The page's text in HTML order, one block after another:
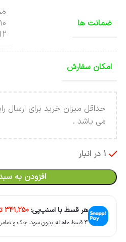
ضمانت ها
10 ماه ضمانت چرم
12 ماه خدمات پس از فروش
امکان سفارش
می باشد .
1 در انبار
افزودن به
هر قسط با اسنپ‌پی: 341,250
۴ قسط ماهانه. بدون سود، چک و ضامن.